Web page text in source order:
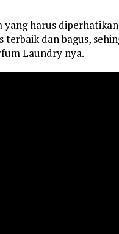
yang harus
dan bagus,
Laundry nya.